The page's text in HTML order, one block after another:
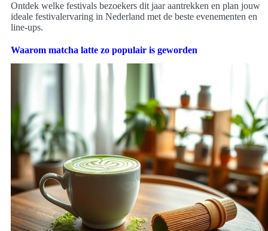
Ontdek welke festivals bezoekers dit jaar aantrekken en plan jouw
ideale festivalervaring in Nederland met de beste evenementen en
line-ups.
Waarom matcha latte zo populair is geworden